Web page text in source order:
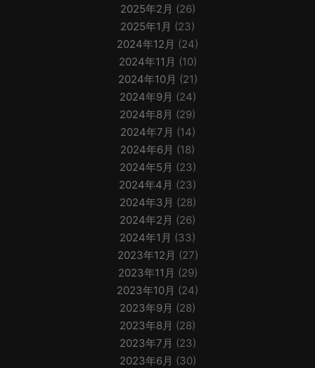
2025年2月 (26)
2025年1月 (23)
2024年12月 (24)
2024年11月 (10)
2024年10月 (21)
2024年9月 (24)
2024年8月 (29)
2024年7月 (14)
2024年6月 (18)
2024年5月 (23)
2024年4月 (23)
2024年3月 (28)
2024年2月 (26)
2024年1月 (33)
2023年12月 (27)
2023年11月 (29)
2023年10月 (24)
2023年9月 (28)
2023年8月 (28)
2023年7月 (23)
2023年6月 (30)